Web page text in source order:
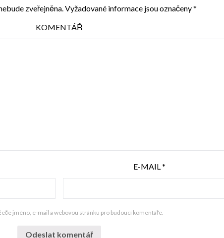
zveřejněna.Vyžadované informace jsou označeny*
KOMENTÁŘ
E-MAIL*
jméno, e-mail a webovou stránku pro budoucí komentáře.